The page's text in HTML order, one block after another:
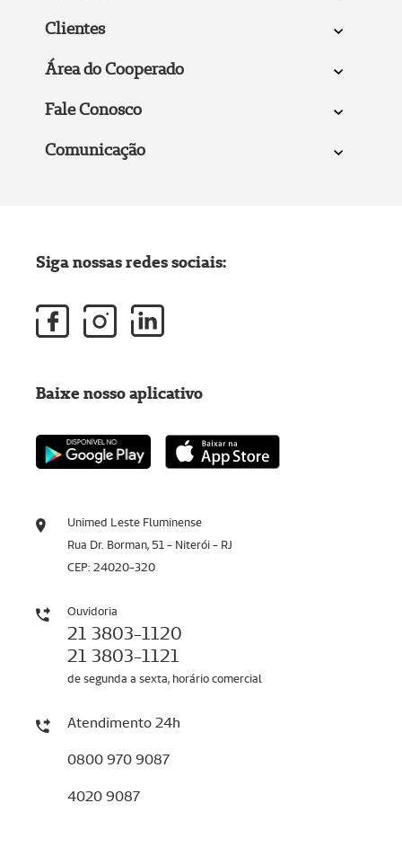
Clientes
Área do Cooperado
Fale Conosco
Comunicação
Unimed Leste Fluminense
Rua Dr. Borman, 51 - Niterói - RJ
CEP: 24020-320
Ouvidoria
21 3803-1120
21 3803-1121
de segunda a sexta, horário comercial
Atendimento 24h
0800 970 9087
4020 9087
Siga nossas redes sociais:
Baixe nosso aplicativo